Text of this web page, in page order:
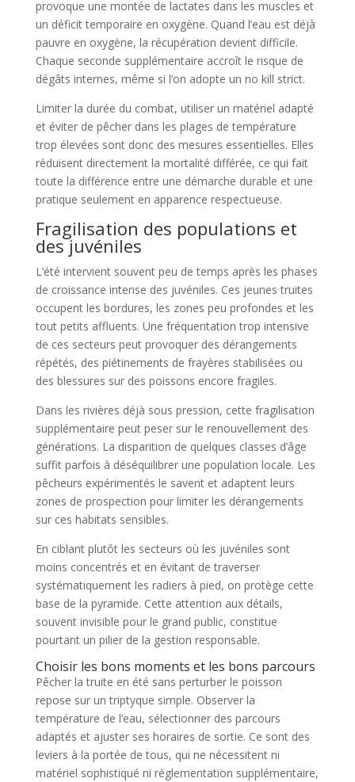
provoque une montée de lactates dans les muscles et
un déficit temporaire en oxygène. Quand l’eau est déjà
pauvre en oxygène, la récupération devient difficile.
Chaque seconde supplémentaire accroît le risque de
dégâts internes, même si l’on adopte un no kill strict.
Limiter la durée du combat, utiliser un matériel adapté
et éviter de pêcher dans les plages de température
trop élevées sont donc des mesures essentielles. Elles
réduisent directement la mortalité différée, ce qui fait
toute la différence entre une démarche durable et une
pratique seulement en apparence respectueuse.
Fragilisation des populations et
des juvéniles
L’été intervient souvent peu de temps après les phases
de croissance intense des juvéniles. Ces jeunes truites
occupent les bordures, les zones peu profondes et les
tout petits affluents. Une fréquentation trop intensive
de ces secteurs peut provoquer des dérangements
répétés, des piétinements de frayères stabilisées ou
des blessures sur des poissons encore fragiles.
Dans les rivières déjà sous pression, cette fragilisation
supplémentaire peut peser sur le renouvellement des
générations. La disparition de quelques classes d’âge
suffit parfois à déséquilibrer une population locale. Les
pêcheurs expérimentés le savent et adaptent leurs
zones de prospection pour limiter les dérangements
sur ces habitats sensibles.
En ciblant plutôt les secteurs où les juvéniles sont
moins concentrés et en évitant de traverser
systématiquement les radiers à pied, on protège cette
base de la pyramide. Cette attention aux détails,
souvent invisible pour le grand public, constitue
pourtant un pilier de la gestion responsable.
Choisir les bons moments et les bons parcours
Pêcher la truite en été sans perturber le poisson
repose sur un triptyque simple. Observer la
température de l’eau, sélectionner des parcours
adaptés et ajuster ses horaires de sortie. Ce sont des
leviers à la portée de tous, qui ne nécessitent ni
matériel sophistiqué ni réglementation supplémentaire,